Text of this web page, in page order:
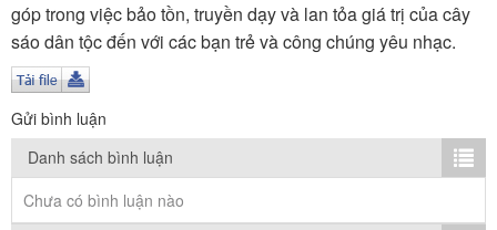
TÌM KIẾM
Vận hành bởi QI Corp
góp trong việc bảo tồn, truyền dạy và lan tỏa giá trị của cây
sáo dân tộc đến với các bạn trẻ và công chúng yêu nhạc.
Gửi bình luận
Danh sách bình luận
Chưa có bình luận nào